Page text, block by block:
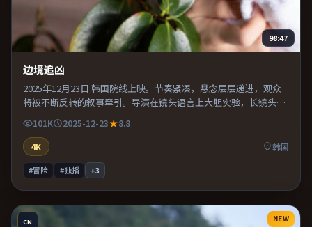
98:47
边境追凶
2025年12月23日 韩国院线上映。节奏紧凑，悬念层层递进，观众
将被不断反转的叙事牵引。导演在镜头语言上大胆实验，长镜头与
足。
101K 2025-12-23
8.8
4K
韩国
#冒险 #独播 +3
CN NEW